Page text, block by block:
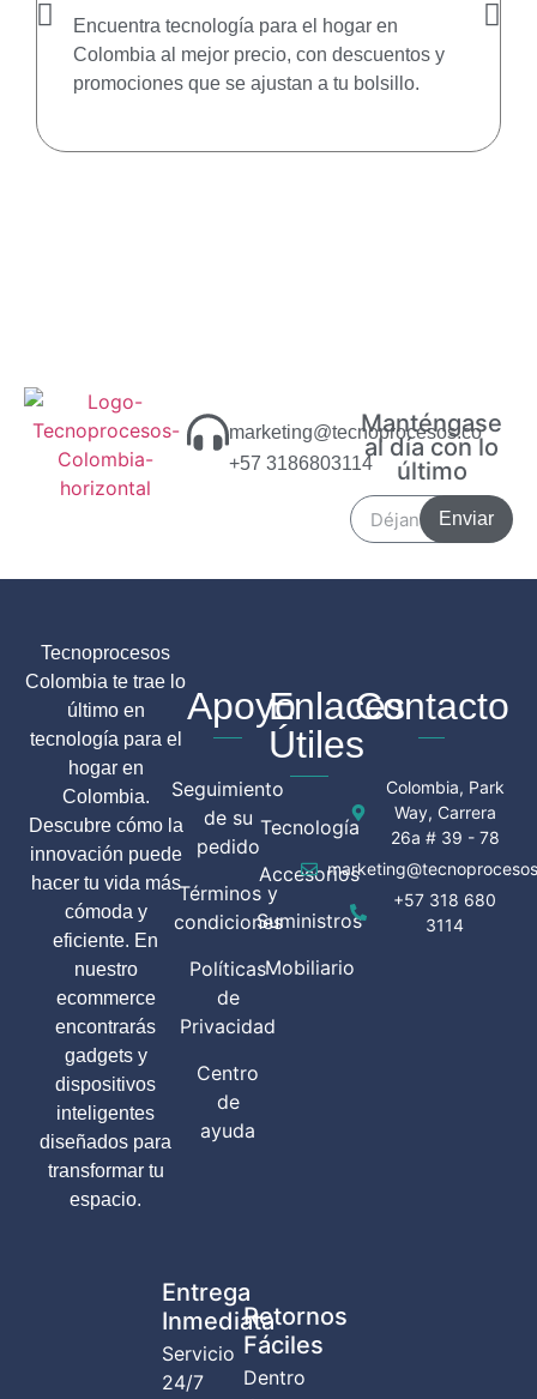
Encuentra tecnología para el hogar en
Colombia al mejor precio, con descuentos y
promociones que se ajustan a tu bolsillo.
marketing@tecnoprocesos.co
+57 3186803114
Manténgase
al día con lo
último
Enviar
Tecnoprocesos
Colombia te trae lo
último en
tecnología para el
hogar en
Colombia.
Descubre cómo la
innovación puede
hacer tu vida más
cómoda y
eficiente. En
nuestro
ecommerce
encontrarás
gadgets y
dispositivos
inteligentes
diseñados para
transformar tu
espacio.
Entrega
Inmediata
Servicio
24/7
Retornos
Fáciles
Dentro
Apoyo
Seguimiento
de su
pedido
Términos y
condiciones
Políticas
de
Privacidad
Centro
de
ayuda
Enlaces
Útiles
Tecnología
Accesorios
Suministros
Mobiliario
Contacto
Colombia, Park
Way, Carrera
26a # 39 - 78
+57 318 680
3114